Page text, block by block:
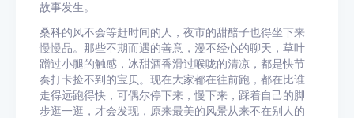
故事发生。
桑科的风不会等赶时间的人，夜市的甜醅子也得坐下来
慢慢品。那些不期而遇的善意，漫不经心的聊天，草叶
蹭过小腿的触感，冰甜酒香滑过喉咙的清凉，都是快节
奏打卡捡不到的宝贝。现在大家都在往前跑，都在比谁
走得远跑得快，可偶尔停下来，慢下来，踩着自己的脚
步逛一逛，才会发现，原来最美的风景从来不在别人的